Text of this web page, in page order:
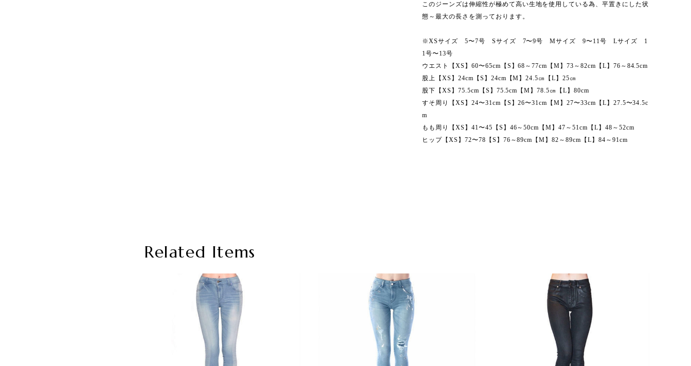
このジーンズは伸縮性が極めて高い生地を使用している為、平置きにした状
態～最大の長さを測っております。
※XSサイズ 5〜7号 Sサイズ 7〜9号 Mサイズ 9〜11号 Lサイズ 1
1号〜13号
ウエスト【XS】60〜65cm【S】68～77cm【M】73～82cm【L】76～84.5cm
股上【XS】24cm【S】24cm【M】24.5㎝【L】25㎝
股下【XS】75.5cm【S】75.5cm【M】78.5㎝【L】80cm
すそ周り【XS】24〜31cm【S】26〜31cm【M】27〜33cm【L】27.5〜34.5c
m
もも周り【XS】41〜45【S】46～50cm【M】47～51cm【L】48～52cm
ヒップ【XS】72〜78【S】76～89cm【M】82～89cm【L】84～91cm
Related Items